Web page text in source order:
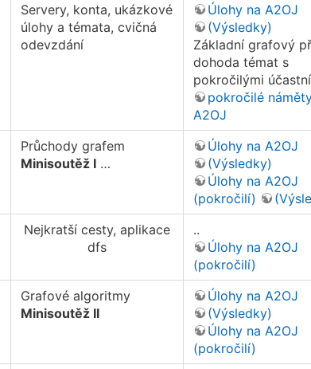
Servery, konta, ukázkové
úlohy a témata, cvičná
odevzdání
Úlohy na A2OJ
(Výsledky)
Základní grafový
dohoda témat s
pokročilými
pokročilé
A2OJ
Průchody grafem
Minisoutěž I …
Úlohy na A2OJ
(Výsledky)
Úlohy na A2OJ
(pokročilí)
Nejkratší cesty, aplikace
dfs
..
Úlohy na A2OJ
(pokročilí)
Grafové algoritmy
Minisoutěž II
Úlohy na A2OJ
(Výsledky)
Úlohy na A2OJ
(pokročilí)